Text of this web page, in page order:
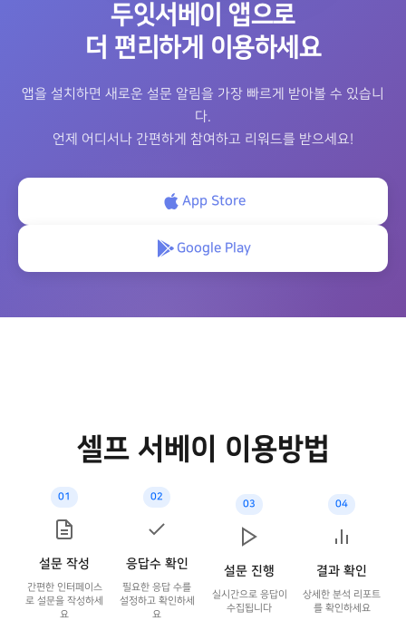
두잇서베이 앱으로
더 편리하게 이용하세요
앱을 설치하면 새로운 설문 알림을 가장 빠르게 받아볼 수 있습니
다.
언제 어디서나 간편하게 참여하고 리워드를 받으세요!
App Store
Google Play
셀프 서베이 이용방법
01
설문 작성
간편한 인터페이스
로 설문을 작성하세
요
02
응답수 확인
필요한 응답 수를
설정하고 확인하세
요
03
설문 진행
실시간으로 응답이
수집됩니다
04
결과 확인
상세한 분석 리포트
를 확인하세요